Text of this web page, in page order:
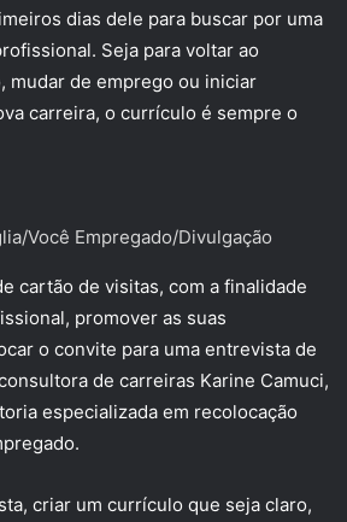
dias dele para buscar por uma
Seja para voltar ao
mudar de emprego ou iniciar
carreira, o currículo é sempre o
Você Empregado/Divulgação
cartão de visitas, com a finalidade
promover as suas
o convite para uma entrevista de
de carreiras Karine Camuci,
especializada em recolocação
criar um currículo que seja claro,